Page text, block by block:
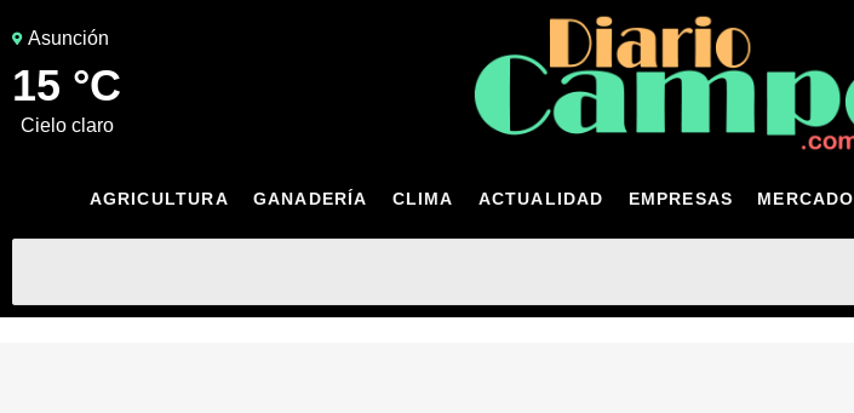
Asunción
15 °C
cielo claro
AGRICULTURA GANADERÍA CLIMA ACTUALIDAD EMPRESAS MERCADO